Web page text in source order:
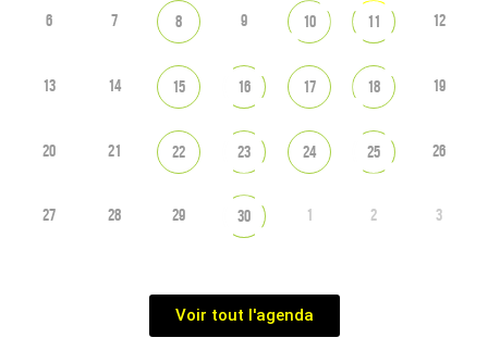
6 7 8 9 10 11 12
13 14 15 16 17 18 19
20 21 22 23 24 25 26
27 28 29 30 1 2 3
Voir tout l'agenda